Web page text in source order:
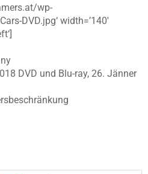
wp-
DVD.jpg‘ width=’140′
DVD und Blu-ray, 26. Jänner